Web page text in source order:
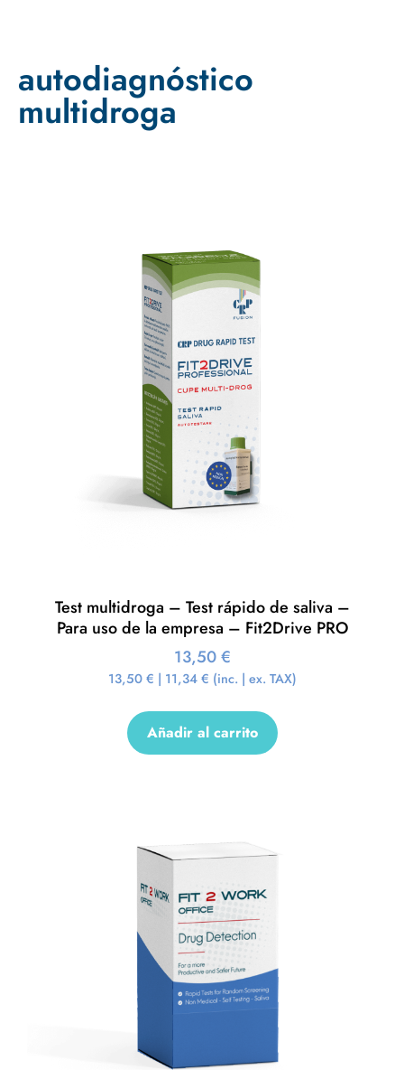
autodiagnóstico
multidroga
Test multidroga – Test rápido de saliva –
Para uso de la empresa – Fit2Drive PRO
13,50€
13,50 € | 11,34 € (inc. | ex. TAX)
Añadir al carrito